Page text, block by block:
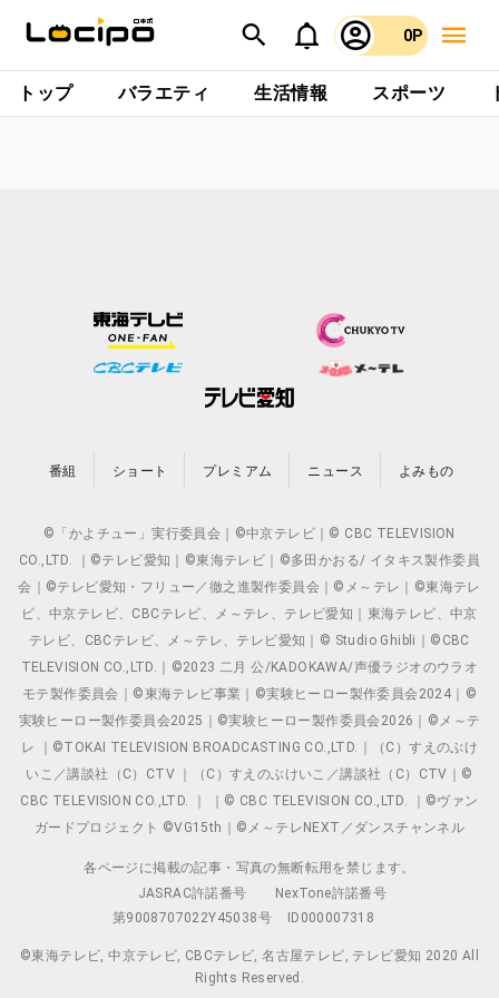
0P
トップ バラエティ 生活情報 スポーツ
番組 ショート プレミアム ニュース よみもの
©「かよチュー」実行委員会｜©中京テレビ｜© CBC TELEVISION
CO.,LTD. ｜©テレビ愛知｜©東海テレビ｜©多田かおる/ イタキス製作委員
会｜©テレビ愛知・フリュー／徹之進製作委員会｜©メ～テレ｜©東海テレ
ビ、中京テレビ、CBCテレビ、メ～テレ、テレビ愛知｜東海テレビ、中京
テレビ、CBCテレビ、メ～テレ、テレビ愛知｜© Studio Ghibli｜©CBC
TELEVISION CO.,LTD.｜©2023 二月 公/KADOKAWA/声優ラジオのウラオ
モテ製作委員会｜©東海テレビ事業｜©実験ヒーロー製作委員会2024｜©
実験ヒーロー製作委員会2025｜©実験ヒーロー製作委員会2026｜©メ～テ
レ ｜©TOKAI TELEVISION BROADCASTING CO.,LTD.｜（C）すえのぶけ
いこ／講談社（C）CTV ｜（C）すえのぶけいこ／講談社（C）CTV｜©
CBC TELEVISION CO.,LTD. ｜ ｜© CBC TELEVISION CO.,LTD. ｜©ヴァン
ガードプロジェクト ©VG15th｜©メ～テレNEXT／ダンスチャンネル
各ページに掲載の記事・写真の無断転用を禁じます。
JASRAC許諾番号
NexTone許諾番号
第9008707022Y45038号
ID000007318
©東海テレビ, 中京テレビ, CBCテレビ, 名古屋テレビ, テレビ愛知 2020 All
Rights Reserved.